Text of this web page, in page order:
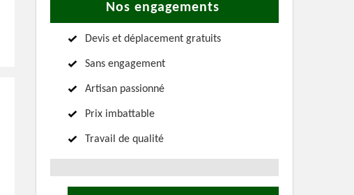
Nos engagements
Devis et déplacement gratuits
Sans engagement
Artisan passionné
Prix imbattable
Travail de qualité